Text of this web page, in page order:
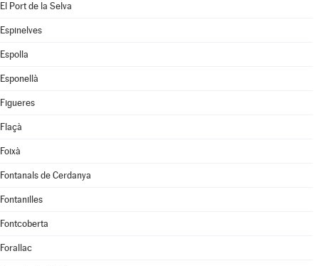
El Port de la Selva
Espinelves
Espolla
Esponellà
Figueres
Flaçà
Foixà
Fontanals de Cerdanya
Fontanilles
Fontcoberta
Forallac